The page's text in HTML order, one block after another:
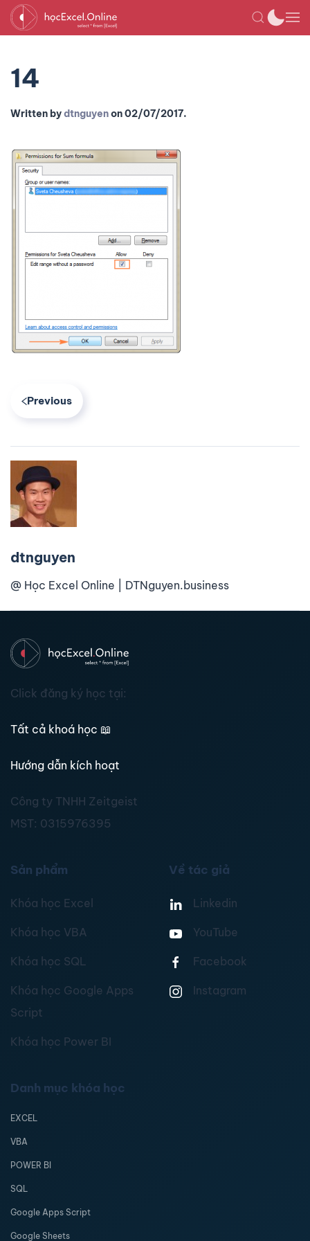
14
Written bydtnguyenon02/07/2017.
Previous
dtnguyen
@ Học Excel Online | DTNguyen.business
Click đăng ký học tại:
Tất cả khoá học 📖
Hướng dẫn kích hoạt
Công ty TNHH Zeitgeist
MST: 0315976395
Sản phẩm
Khóa học Excel
Khóa học VBA
Khóa học SQL
Khóa học Google Apps
Script
Khóa học Power BI
Về tác giả
Linkedin
YouTube
Facebook
Instagram
Danh mục khóa học
EXCEL
VBA
POWER BI
SQL
Google Apps Script
Google Sheets